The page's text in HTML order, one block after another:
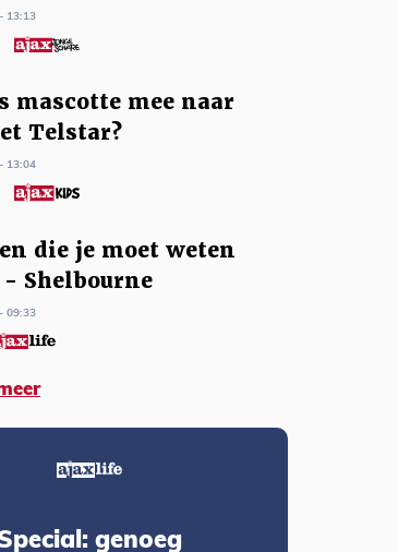
13:13
mascotte mee naar
Telstar?
13:04
die je moet weten
Shelbourne
09:33
genoeg